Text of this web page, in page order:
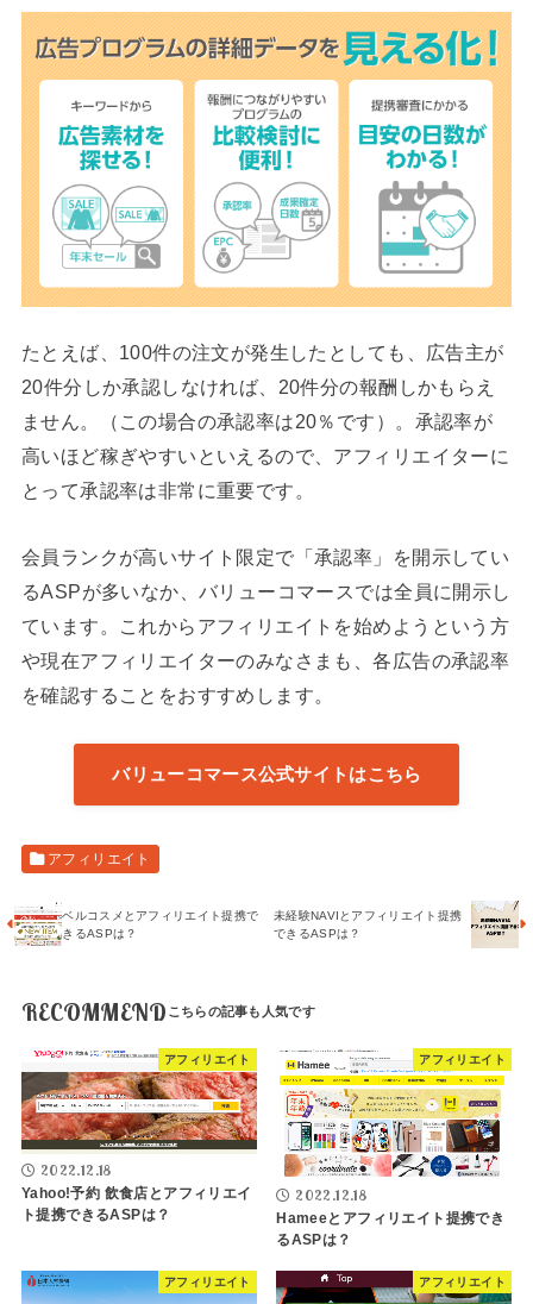
たとえば、100件の注文が発生したとしても、広告主が
20件分しか承認しなければ、20件分の報酬しかもらえ
ません。（この場合の承認率は20％です）。承認率が
高いほど稼ぎやすいといえるので、アフィリエイターに
とって承認率は非常に重要です。
会員ランクが高いサイト限定で「承認率」を開示してい
るASPが多いなか、バリューコマースでは全員に開示し
ています。これからアフィリエイトを始めようという方
や現在アフィリエイターのみなさまも、各広告の承認率
を確認することをおすすめします。
バリューコマース公式サイトはこちら
アフィリエイト
ベルコスメとアフィリエイト提携で
きるASPは？
未経験NAVIとアフィリエイト提携
できるASPは？
RECOMMEND
アフィリエイト
2022.12.18
Yahoo!予約 飲食店とアフィリエイ
ト提携できるASPは？
アフィリエイト
2022.12.18
Hameeとアフィリエイト提携でき
るASPは？
アフィリエイト アフィリエイト